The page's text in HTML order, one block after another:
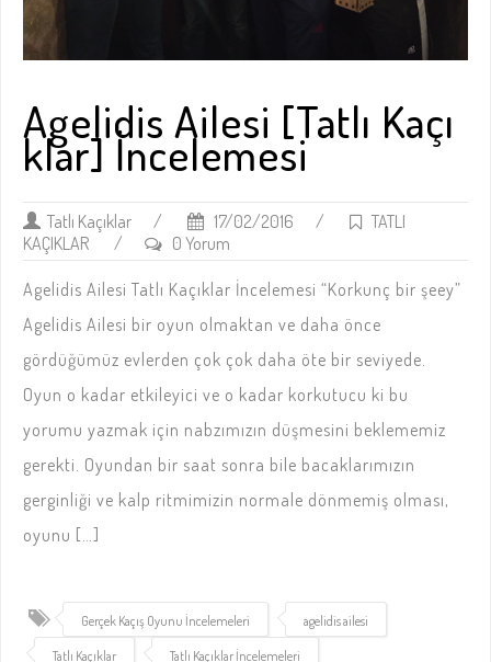
Agelidis Ailesi [Tatlı Kaçı
klar] İncelemesi
Tatlı Kaçıklar / 17/02/2016 /
TATLI
KAÇIKLAR
/ 0 Yorum
Agelidis Ailesi Tatlı Kaçıklar İncelemesi “Korkunç bir şeey”
Agelidis Ailesi bir oyun olmaktan ve daha önce
gördüğümüz evlerden çok çok daha öte bir seviyede.
Oyun o kadar etkileyici ve o kadar korkutucu ki bu
yorumu yazmak için nabzımızın düşmesini beklememiz
gerekti. Oyundan bir saat sonra bile bacaklarımızın
gerginliği ve kalp ritmimizin normale dönmemiş olması,
oyunu […]
Gerçek Kaçış Oyunu İncelemeleri agelidis ailesi
Tatlı Kaçıklar Tatlı Kaçıklar İncelemeleri